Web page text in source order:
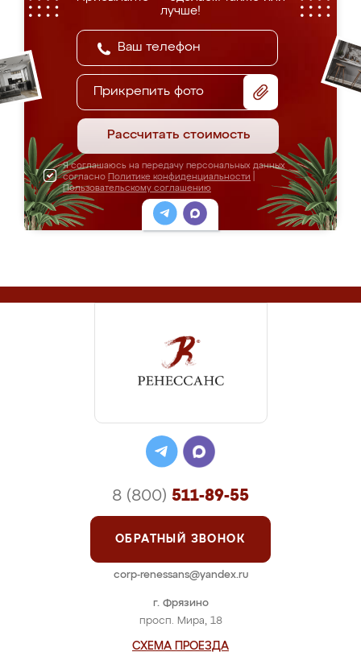
лучше!
Прикрепить фото
Рассчитать стоимость
Я соглашаюсь на передачу персональных данных
согласно Политике конфиденциальности
Пользовательскому соглашению
г. Фрязино
просп. Мира, 18
СХЕМА ПРОЕЗДА
8 (800) 511-89-55
ОБРАТНЫЙ ЗВОНОК
corp-renessans@yandex.ru